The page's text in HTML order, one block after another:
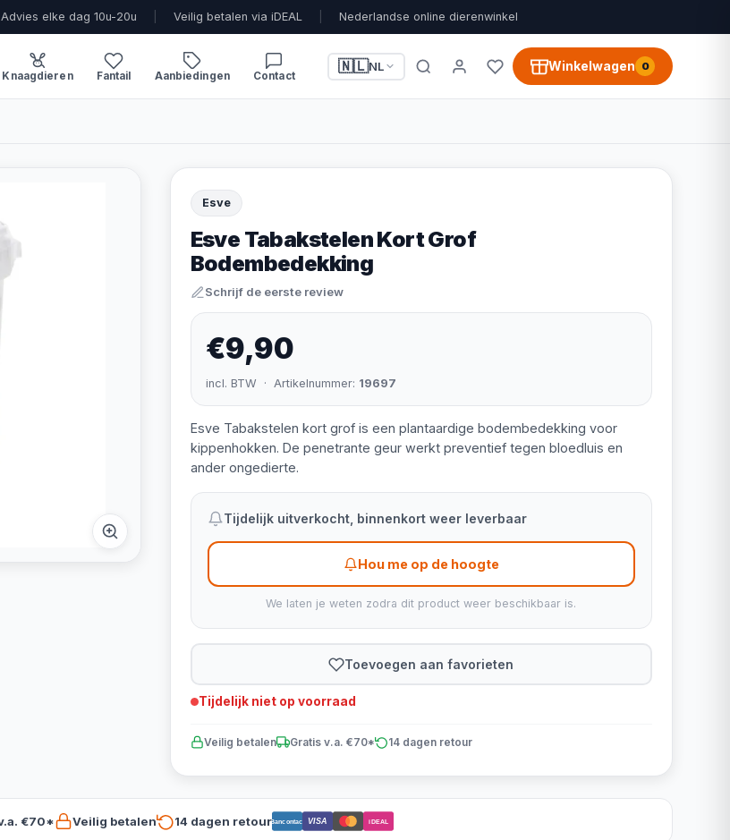
Advies elke dag 10u-20u Veilig betalen via iDEAL Nederlandse online dierenwinkel
Knaagdieren Fantail Aanbiedingen Contact
🇳🇱NL Winkelwagen 0
Esve
Esve Tabakstelen Kort Grof
Bodembedekking
Schrijf de eerste review
€9,90
incl. BTW · Artikelnummer: 19697
Esve Tabakstelen kort grof is een plantaardige bodembedekking voor
kippenhokken. De penetrante geur werkt preventief tegen bloedluis en
ander ongedierte.
Tijdelijk uitverkocht, binnenkort weer leverbaar
Hou me op de hoogte
We laten je weten zodra dit product weer beschikbaar is.
Toevoegen aan favorieten
Tijdelijk niet op voorraad
Veilig betalen Gratis v.a. €70* 14 dagen retour
€70* Veilig betalen 14 dagen retourBancontact VISA iDEAL